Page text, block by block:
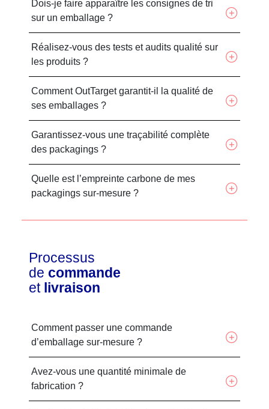
Dois-je faire apparaître les consignes de tri
sur un emballage ?
Réalisez-vous des tests et audits qualité sur
les produits ?
Comment OutTarget garantit-il la qualité de
ses emballages ?
Garantissez-vous une traçabilité complète
des packagings ?
Quelle est l’empreinte carbone de mes
packagings sur-mesure ?
Processus
de commande
et livraison
Comment passer une commande
d’emballage sur-mesure ?
Avez-vous une quantité minimale de
fabrication ?